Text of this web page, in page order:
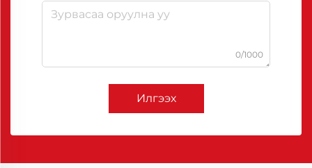
0/1000
Илгээх